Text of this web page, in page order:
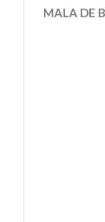
MALA DE